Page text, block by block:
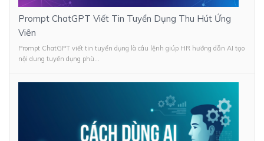
Prompt ChatGPT Viết Tin Tuyển Dụng Thu Hút Ứng
Viên
Prompt ChatGPT viết tin tuyển dụng là câu lệnh giúp HR hướng dẫn AI tạo
nội dung tuyển dụng phù...